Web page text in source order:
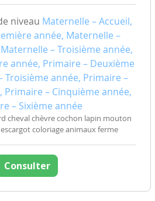
niveau Maternelle – Accueil,
année, Maternelle –
– Troisième année,
année, Primaire – Deuxième
Troisième année, Primaire –
Primaire – Cinquième année,
– Sixième année
cheval chèvre cochon lapin mouton
coloriage animaux ferme
Consulter